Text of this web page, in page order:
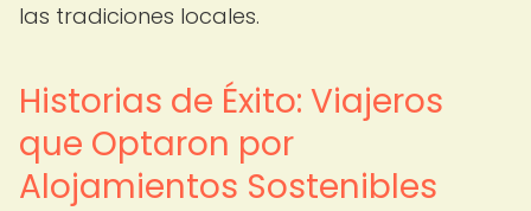
las tradiciones locales.
Historias de Éxito: Viajeros
que Optaron por
Alojamientos Sostenibles